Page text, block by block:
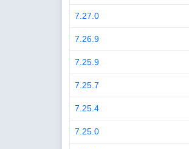
7.27.0
7.26.9
7.25.9
7.25.7
7.25.4
7.25.0